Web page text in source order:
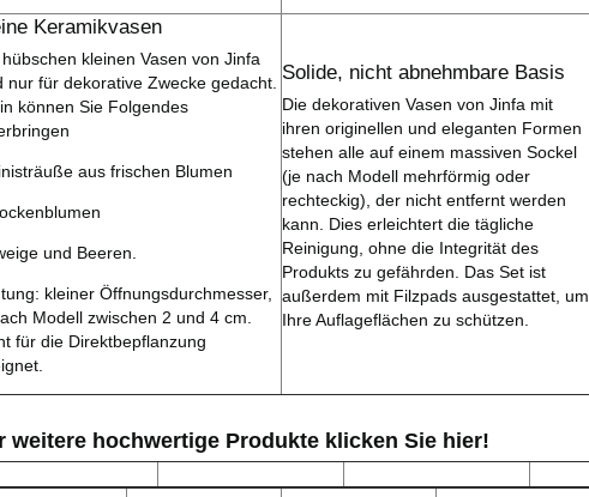
Keramikvasen
kleinen Vasen von Jinfa
nur für dekorative Zwecke gedacht.
können Sie Folgendes
aus frischen Blumen
und Beeren.
kleiner Öffnungsdurchmesser,
Modell zwischen 2 und 4 cm.
für die Direktbepflanzung
Solide, nicht abnehmbare Basis
Die dekorativen Vasen von Jinfa mit
ihren originellen und eleganten Formen
stehen alle auf einem massiven Sockel
(je nach Modell mehrförmig oder
rechteckig), der nicht entfernt werden
kann. Dies erleichtert die tägliche
Reinigung, ohne die Integrität des
Produkts zu gefährden. Das Set ist
außerdem mit Filzpads ausgestattet, um
Ihre Auflageflächen zu schützen.
weitere hochwertige Produkte klicken Sie hier!